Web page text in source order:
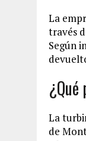
La
través
Según
La
de